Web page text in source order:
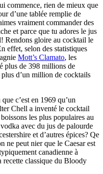
commence, rien de mieux que
d’une tablée remplie de
vraiment commander des
et parce que tu adores le jus
Rendons gloire au cocktail le
effet, selon des statistiques
Mott’s Clamato, les
plus de 398 millions de
d’un million de cocktails
que c’est en 1969 qu’un
Chell a inventé le cocktail
les plus populaires au
avec du jus de palourde
et d’autres épices? Qe
ne peut nier que le Caesar est
canadienne à
recette classique du Bloody